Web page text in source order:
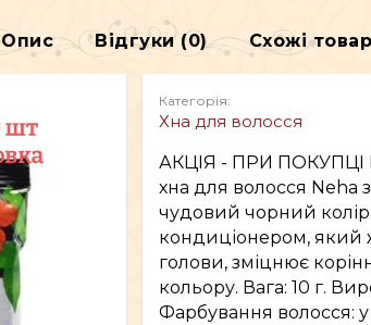
ДЕКОР
ВСЕ ДЛЯ КУРІННЯ
Опис Відгуки (0) Схожі
Категорія:
Хна для волосся
АКЦІЯ - ПРИ ПОКУПЦІ
хна для волосся Neha
чудовий чорний
кондиціонером, який
голови, зміцнює
кольору. Вага: 10 г.
Фарбування волосся: